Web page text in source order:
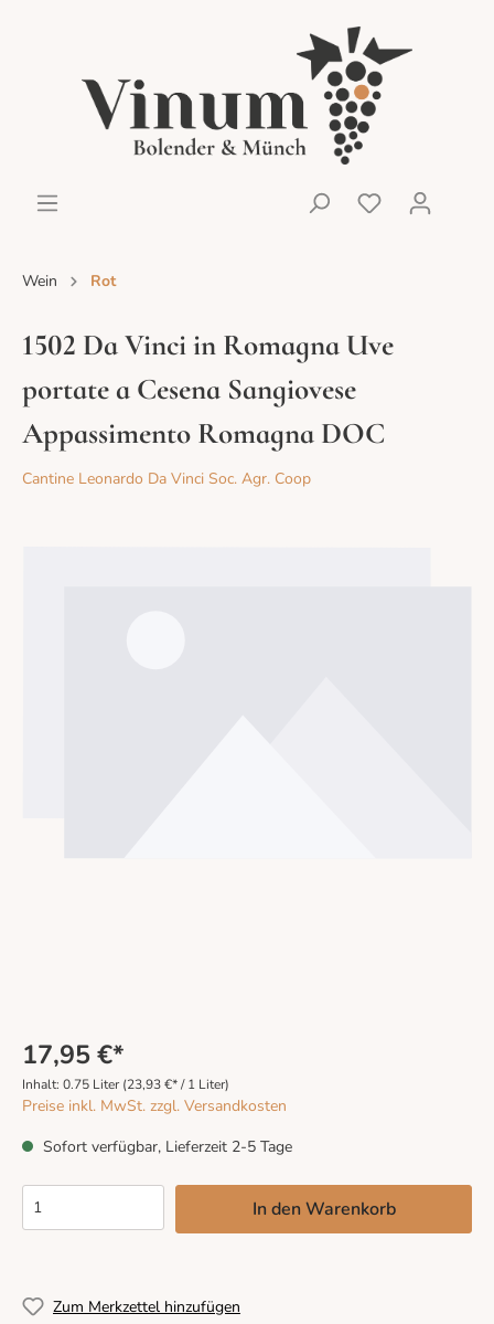
Wein Rot
1502 Da Vinci in Romagna Uve
portate a Cesena Sangiovese
Appassimento Romagna DOC
Cantine Leonardo Da Vinci Soc. Agr. Coop
17,95 €*
Inhalt: 0.75 Liter (23,93 €* / 1 Liter)
Preise inkl. MwSt. zzgl. Versandkosten
Sofort verfügbar, Lieferzeit 2-5 Tage
In den Warenkorb
Zum Merkzettel hinzufügen